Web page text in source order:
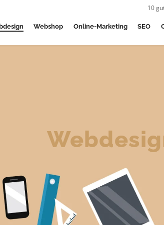
10
Webshop Online-Marketing SEO